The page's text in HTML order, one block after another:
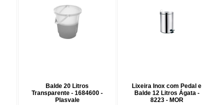
Balde 20 Litros
Transparente - 1684600 -
Plasvale
Lixeira Inox com Pedal e
Balde 12 Litros Ágata -
8223 - MOR